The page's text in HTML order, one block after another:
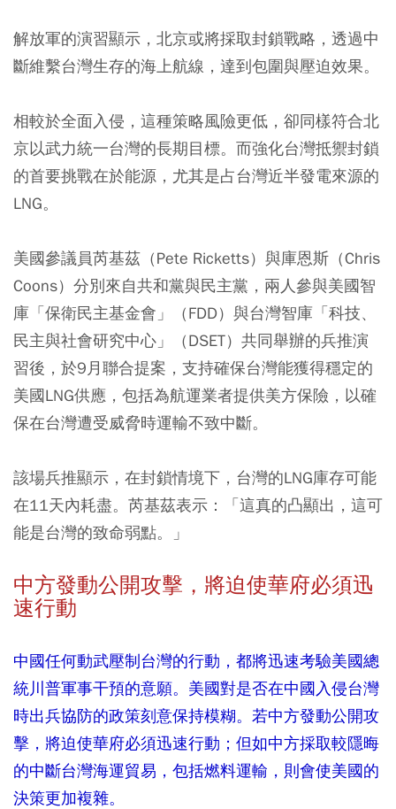
解放軍的演習顯示，北京或將採取封鎖戰略，透過中
斷維繫台灣生存的海上航線，達到包圍與壓迫效果。
相較於全面入侵，這種策略風險更低，卻同樣符合北
京以武力統一台灣的長期目標。而強化台灣抵禦封鎖
的首要挑戰在於能源，尤其是占台灣近半發電來源的
LNG。
美國參議員芮基茲（Pete Ricketts）與庫恩斯（Chris
Coons）分別來自共和黨與民主黨，兩人參與美國智
庫「保衛民主基金會」（FDD）與台灣智庫「科技、
民主與社會研究中心」（DSET）共同舉辦的兵推演
習後，於9月聯合提案，支持確保台灣能獲得穩定的
美國LNG供應，包括為航運業者提供美方保險，以確
保在台灣遭受威脅時運輸不致中斷。
該場兵推顯示，在封鎖情境下，台灣的LNG庫存可能
在11天內耗盡。芮基茲表示：「這真的凸顯出，這可
能是台灣的致命弱點。」
中方發動公開攻擊，將迫使華府必須迅
速行動
中國任何動武壓制台灣的行動，都將迅速考驗美國總
統川普軍事干預的意願。美國對是否在中國入侵台灣
時出兵協防的政策刻意保持模糊。若中方發動公開攻
擊，將迫使華府必須迅速行動；但如中方採取較隱晦
的中斷台灣海運貿易，包括燃料運輸，則會使美國的
決策更加複雜。